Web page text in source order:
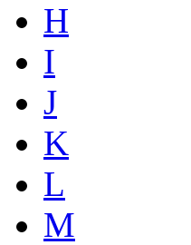
H
I
J
K
L
M